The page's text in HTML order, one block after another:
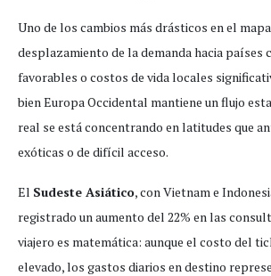
Uno de los cambios más drásticos en el
desplazamiento de la demanda hacia países
favorables o costos de vida locales
bien Europa Occidental mantiene un flujo
real se está concentrando en latitudes que
exóticas o de difícil acceso.
El Sudeste Asiático, con Vietnam e
registrado un aumento del 22% en las
viajero es matemática: aunque el costo del
elevado, los gastos diarios en destino